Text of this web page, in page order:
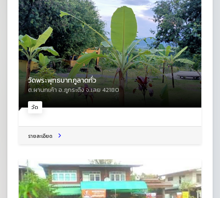
วัด
วัดพระพุทธบาทภูลาดกั่ว
ต.ผานกเค้า อ.ภูกระดึง จ.เลย 42180
รายละเอียด